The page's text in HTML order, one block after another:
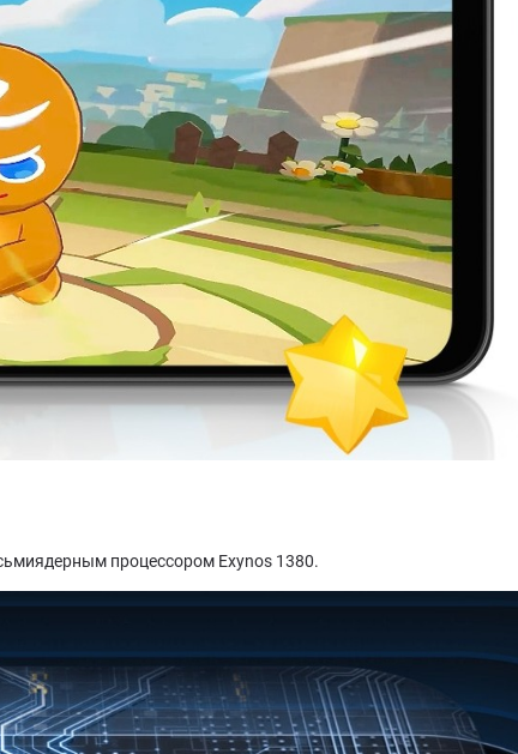
процессором Exynos 1380.